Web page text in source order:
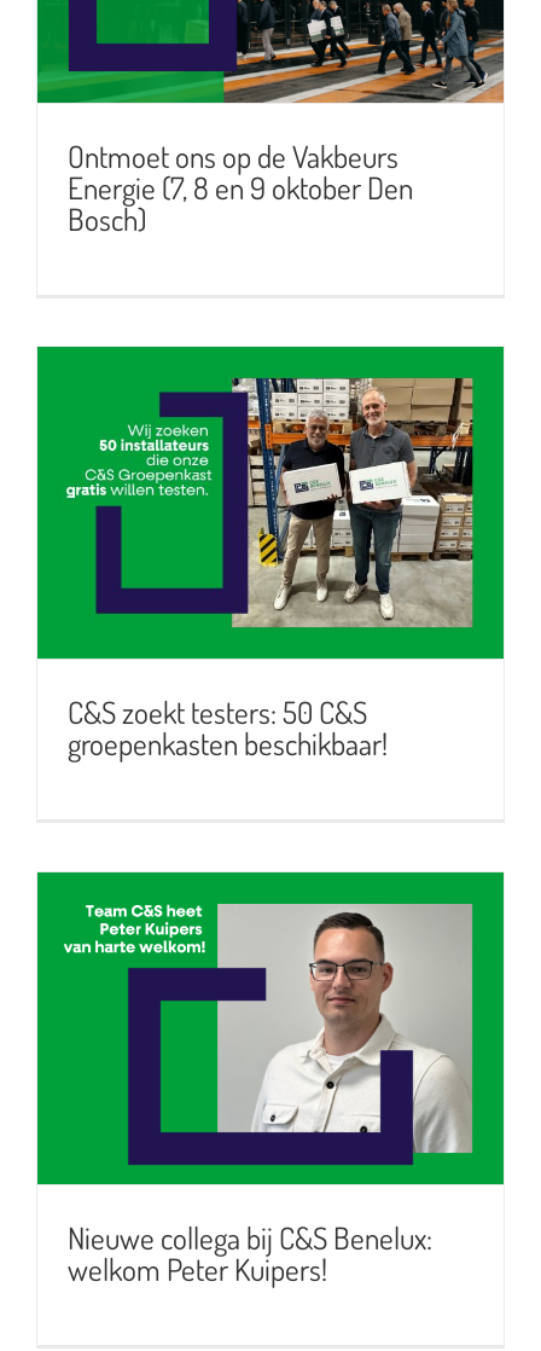
Bosch)
Ontmoet ons op de Vakbeurs
Energie (7, 8 en 9 oktober Den
Bosch)
C&S zoekt testers: 50 C&S
groepenkasten beschikbaar!
C&S zoekt testers: 50 C&S
groepenkasten beschikbaar!
Nieuwe collega bij C&S Benelux:
welkom Peter Kuipers!
Nieuwe collega bij C&S Benelux:
welkom Peter Kuipers!